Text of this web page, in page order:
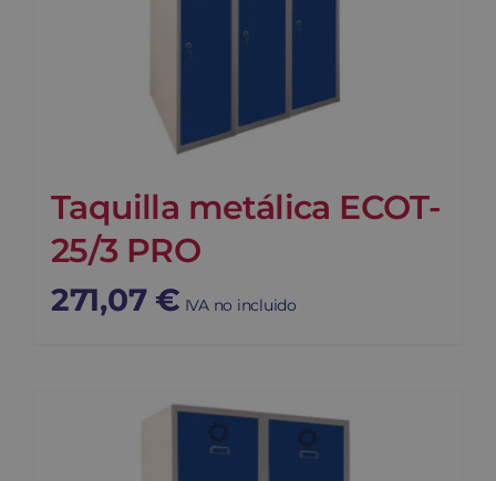
Taquilla metálica ECOT-
25/3 PRO
271,07 € IVA no incluido